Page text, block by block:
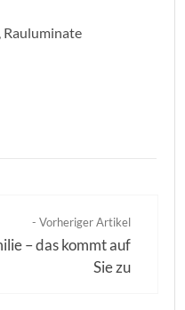
Rauluminate
- Vorheriger Artikel
– das kommt auf
Sie zu